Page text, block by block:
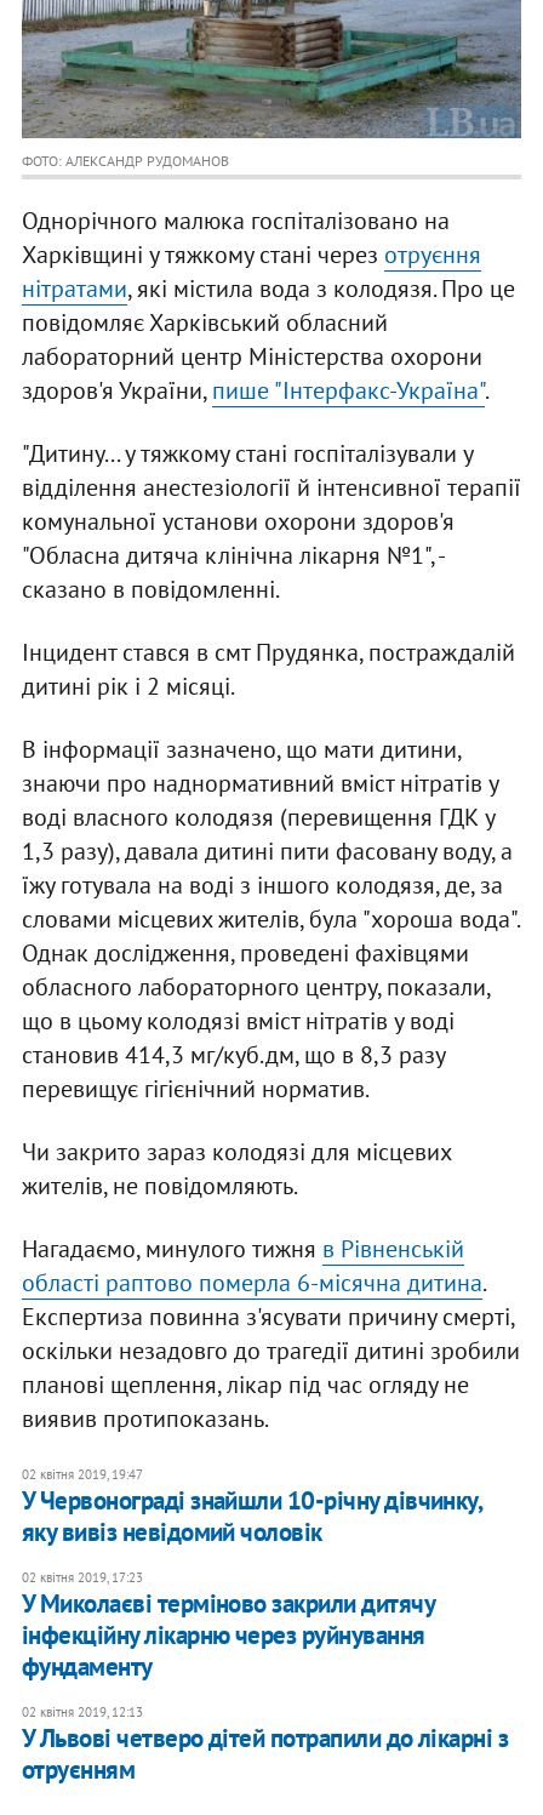
ФОТО: АЛЕКСАНДР РУДОМАНОВ
Однорічного малюка госпіталізовано на
Харківщині у тяжкому стані через отруєння
нітратами, які містила вода з колодязя. Про це
повідомляє Харківський обласний
лабораторний центр Міністерства охорони
здоров'я України,пише "Інтерфакс-Україна".
"Дитину... у тяжкому стані госпіталізували у
відділення анестезіології й інтенсивної терапії
комунальної установи охорони здоров'я
"Обласна дитяча клінічна лікарня №1", -
сказано в повідомленні.
Інцидент стався в смт Прудянка, постраждалій
дитині рік і 2 місяці.
В інформації зазначено, що мати дитини,
знаючи про наднормативний вміст нітратів у
воді власного колодязя (перевищення ГДК у
1,3 разу), давала дитині пити фасовану воду, а
їжу готувала на воді з іншого колодязя, де, за
словами місцевих жителів, була "хороша вода".
Однак дослідження, проведені фахівцями
обласного лабораторного центру, показали,
що в цьому колодязі вміст нітратів у воді
становив 414,3 мг/куб.дм, що в 8,3 разу
перевищує гігієнічний норматив.
Чи закрито зараз колодязі для місцевих
жителів, не повідомляють.
Нагадаємо, минулого тижня в Рівненській
області раптово померла 6-місячна дитина.
Експертиза повинна з'ясувати причину смерті,
оскільки незадовго до трагедії дитині зробили
планові щеплення, лікар під час огляду не
виявив протипоказань.
02 квітня 2019, 19:47
У Червонограді знайшли 10-річну дівчинку,
яку вивіз невідомий чоловік
02 квітня 2019, 17:23
У Миколаєві терміново закрили дитячу
інфекційну лікарню через руйнування
фундаменту
02 квітня 2019, 12:13
У Львові четверо дітей потрапили до лікарні з
отруєнням